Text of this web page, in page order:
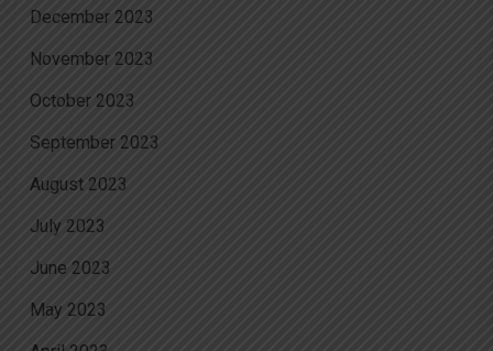
December 2023
November 2023
October 2023
September 2023
August 2023
July 2023
June 2023
May 2023